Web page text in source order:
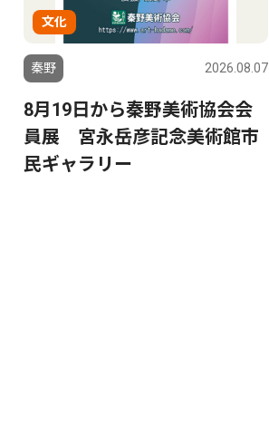
文化
秦野 2026.08.07
8月19日から秦野美術協会会
員展 宮永岳彦記念美術館市
民ギャラリー